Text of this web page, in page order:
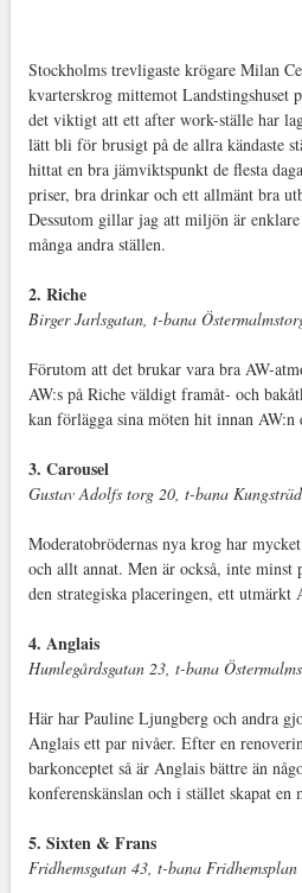
Stockholms trevligaste krögare Milan
kvarterskrog mittemot Landstingshuset
det viktigt att ett after work-ställe har
lätt bli för brusigt på de allra kändaste
hittat en bra jämviktspunkt de flesta
priser, bra drinkar och ett allmänt bra
Dessutom gillar jag att miljön är
många andra ställen.
2. Riche
Birger Jarlsgatan, t-bana
Förutom att det brukar vara bra AW-
AW:s på Riche väldigt framåt- och
kan förlägga sina möten hit innan AW:n
3. Carousel
Gustav Adolfs torg 20, t-bana
Moderatobrödernas nya krog har
och allt annat. Men är också, inte minst
den strategiska placeringen, ett utmärkt
4. Anglais
Humlegårdsgatan 23, t-bana
Här har Pauline Ljungberg och andra
Anglais ett par nivåer. Efter en
barkonceptet så är Anglais bättre än
konferenskänslan och i stället skapat
5. Sixten & Frans
Fridhemsgatan 43, t-bana Fridhemsplan